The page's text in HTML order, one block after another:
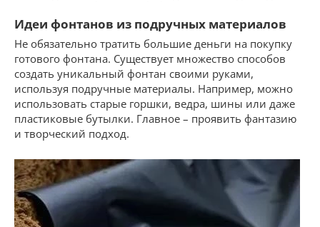
Идеи фонтанов из подручных материалов
Не обязательно тратить большие деньги на покупку
готового фонтана. Существует множество способов
создать уникальный фонтан своими руками,
используя подручные материалы. Например, можно
использовать старые горшки, ведра, шины или даже
пластиковые бутылки. Главное – проявить фантазию
и творческий подход.